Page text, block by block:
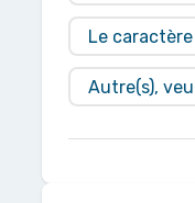
Le
Autre(s),